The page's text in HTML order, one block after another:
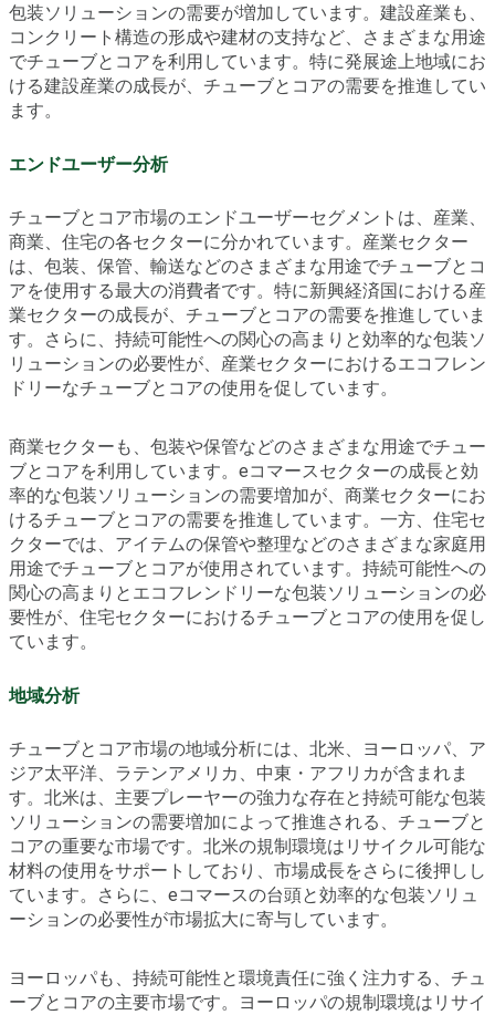
包装ソリューションの需要が増加しています。建設産業も、
コンクリート構造の形成や建材の支持など、さまざまな用途
でチューブとコアを利用しています。特に発展途上地域にお
ける建設産業の成長が、チューブとコアの需要を推進してい
ます。
エンドユーザー分析
チューブとコア市場のエンドユーザーセグメントは、産業、
商業、住宅の各セクターに分かれています。産業セクター
は、包装、保管、輸送などのさまざまな用途でチューブとコ
アを使用する最大の消費者です。特に新興経済国における産
業セクターの成長が、チューブとコアの需要を推進していま
す。さらに、持続可能性への関心の高まりと効率的な包装ソ
リューションの必要性が、産業セクターにおけるエコフレン
ドリーなチューブとコアの使用を促しています。
商業セクターも、包装や保管などのさまざまな用途でチュー
ブとコアを利用しています。eコマースセクターの成長と効
率的な包装ソリューションの需要増加が、商業セクターにお
けるチューブとコアの需要を推進しています。一方、住宅セ
クターでは、アイテムの保管や整理などのさまざまな家庭用
用途でチューブとコアが使用されています。持続可能性への
関心の高まりとエコフレンドリーな包装ソリューションの必
要性が、住宅セクターにおけるチューブとコアの使用を促し
ています。
地域分析
チューブとコア市場の地域分析には、北米、ヨーロッパ、ア
ジア太平洋、ラテンアメリカ、中東・アフリカが含まれま
す。北米は、主要プレーヤーの強力な存在と持続可能な包装
ソリューションの需要増加によって推進される、チューブと
コアの重要な市場です。北米の規制環境はリサイクル可能な
材料の使用をサポートしており、市場成長をさらに後押しし
ています。さらに、eコマースの台頭と効率的な包装ソリュ
ーションの必要性が市場拡大に寄与しています。
ヨーロッパも、持続可能性と環境責任に強く注力する、チュ
ーブとコアの主要市場です。ヨーロッパの規制環境はリサイ